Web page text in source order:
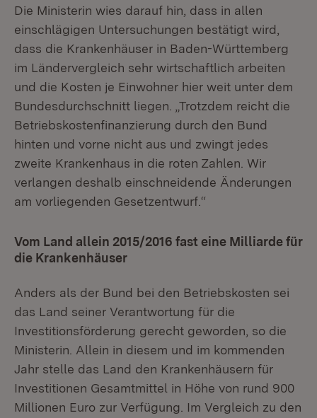
Die Ministerin wies darauf hin, dass in allen
einschlägigen Untersuchungen bestätigt wird,
dass die Krankenhäuser in Baden-Württemberg
im Ländervergleich sehr wirtschaftlich arbeiten
und die Kosten je Einwohner hier weit unter dem
Bundesdurchschnitt liegen. „Trotzdem reicht die
Betriebskostenfinanzierung durch den Bund
hinten und vorne nicht aus und zwingt jedes
zweite Krankenhaus in die roten Zahlen. Wir
verlangen deshalb einschneidende Änderungen
am vorliegenden Gesetzentwurf.“
Vom Land allein 2015/2016 fast eine Milliarde für
die Krankenhäuser
Anders als der Bund bei den Betriebskosten sei
das Land seiner Verantwortung für die
Investitionsförderung gerecht geworden, so die
Ministerin. Allein in diesem und im kommenden
Jahr stelle das Land den Krankenhäusern für
Investitionen Gesamtmittel in Höhe von rund 900
Millionen Euro zur Verfügung. Im Vergleich zu den